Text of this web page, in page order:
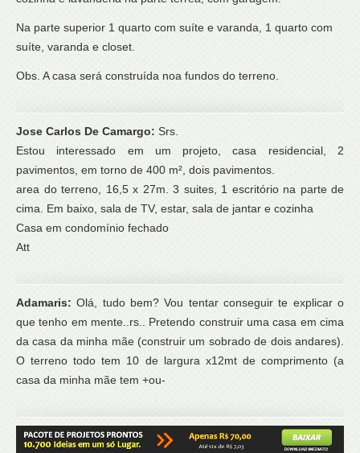
Na parte superior 1 quarto com suíte e varanda, 1 quarto com
suíte, varanda e closet.
Obs. A casa será construída noa fundos do terreno.
Jose Carlos De Camargo: Srs.
Estou interessado em um projeto, casa residencial, 2
pavimentos, em torno de 400 m², dois pavimentos.
area do terreno, 16,5 x 27m. 3 suites, 1 escritório na parte de
cima. Em baixo, sala de TV, estar, sala de jantar e cozinha
Casa em condomínio fechado
Att
Adamaris:Olá, tudo bem? Vou tentar conseguir te explicar o
que tenho em mente..rs.. Pretendo construir uma casa em cima
da casa da minha mãe (construir um sobrado de dois andares).
O terreno todo tem 10 de largura x12mt de comprimento (a
casa da minha mãe tem +ou-